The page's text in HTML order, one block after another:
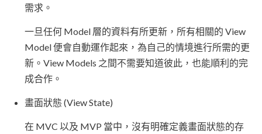
需求。
一旦任何 Model 層的資料有所更新，所有相關的 View
Model 便會自動運作起來，為自己的情境進行所需的更
新。View Models 之間不需要知道彼此，也能順利的完
成合作。
畫面狀態 (View State)
在 MVC 以及 MVP 當中，沒有明確定義畫面狀態的存